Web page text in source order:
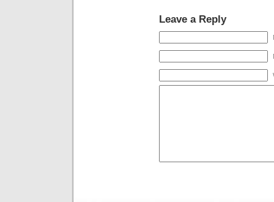
Leave a Reply